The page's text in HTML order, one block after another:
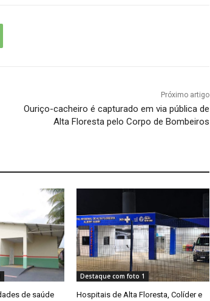
Próximo artigo
Ouriço-cacheiro é capturado em via pública de
Alta Floresta pelo Corpo de Bombeiros
de saúde
Destaque com foto 1
Hospitais de Alta Floresta, Colíder e